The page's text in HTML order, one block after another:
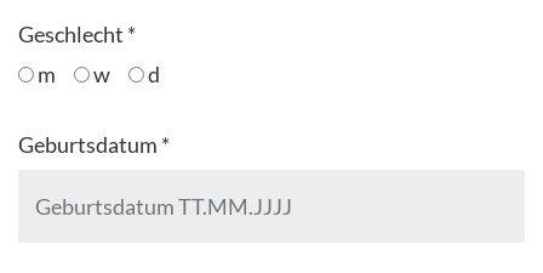
Geschlecht *
m
w d
Geburtsdatum *